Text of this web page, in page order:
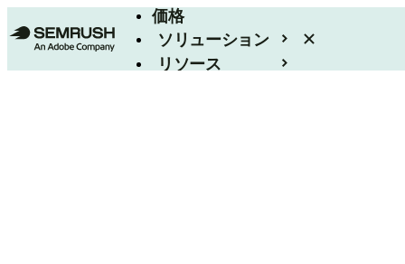
価格
ソリューション
リソース